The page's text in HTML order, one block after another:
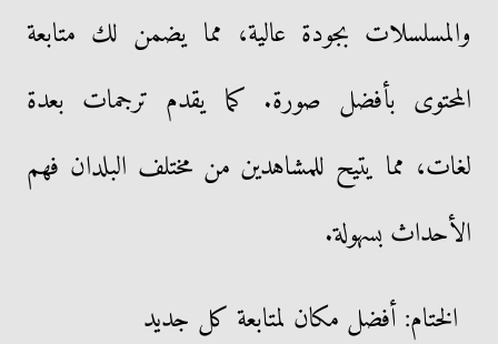
والمسلسلات بجودة عالية، مما يضمن لك متابعة
المحتوى بأفضل صورة. كما يقدم ترجمات بعدة
لغات، مما يتيح للمشاهدين من مختلف البلدان فهم
الأحداث بسهولة.
الختام: أفضل مكان لمتابعة كل جديد